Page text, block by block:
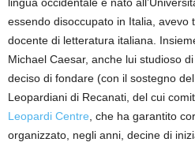
essendo disoccupato in Italia, avevo
docente di letteratura italiana.
Michael Caesar, anche lui studioso
deciso di fondare (con il sostegno
Leopardiani di Recanati, del cui
Leopardi Centre , che ha garantito
organizzato, negli anni, decine di